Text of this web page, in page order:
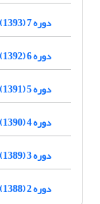
دوره 7 (1393)
دوره 6 (1392)
دوره 5 (1391)
دوره 4 (1390)
دوره 3 (1389)
دوره 2 (1388)